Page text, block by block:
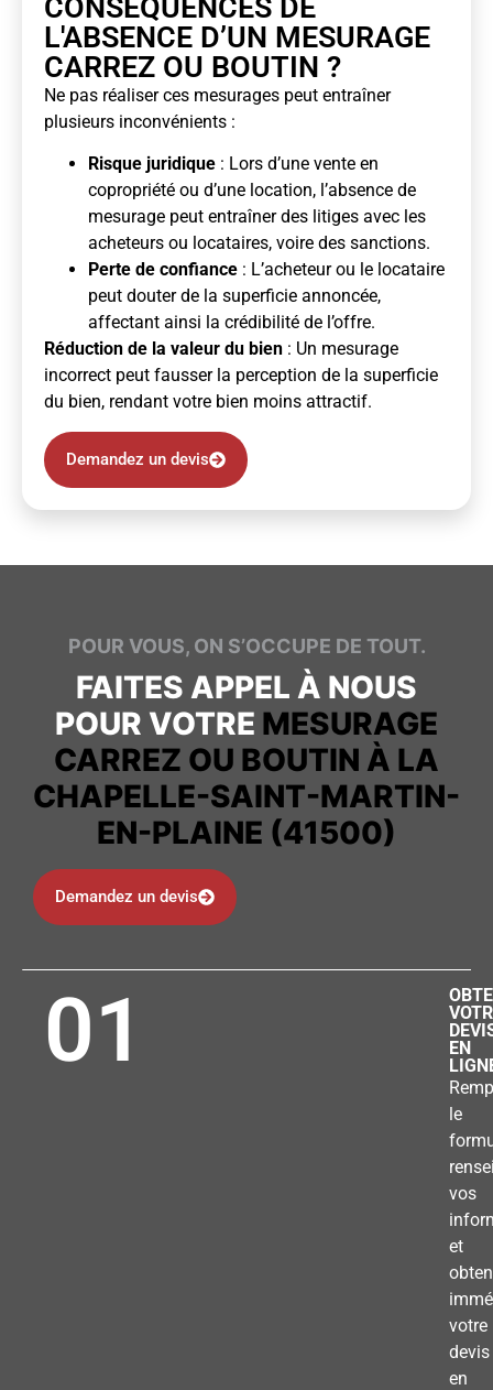
CONSÉQUENCES DE
L'ABSENCE D’UN MESURAGE
CARREZ OU BOUTIN ?
Ne pas réaliser ces mesurages peut entraîner
plusieurs inconvénients :
Risque juridique : Lors d’une vente en
copropriété ou d’une location, l’absence de
mesurage peut entraîner des litiges avec les
acheteurs ou locataires, voire des sanctions.
Perte de confiance : L’acheteur ou le locataire
peut douter de la superficie annoncée,
affectant ainsi la crédibilité de l’offre.
Réduction de la valeur du bien : Un mesurage
incorrect peut fausser la perception de la superficie
du bien, rendant votre bien moins attractif.
Demandez un devis
POUR VOUS, ON S’OCCUPE DE TOUT.
FAITES APPEL À NOUS
POUR VOTRE MESURAGE
CARREZ OU BOUTIN À LA
CHAPELLE-SAINT-MARTIN-
EN-PLAINE (41500)
Demandez un devis
01
EN
le
vos
et
votre
devis
en